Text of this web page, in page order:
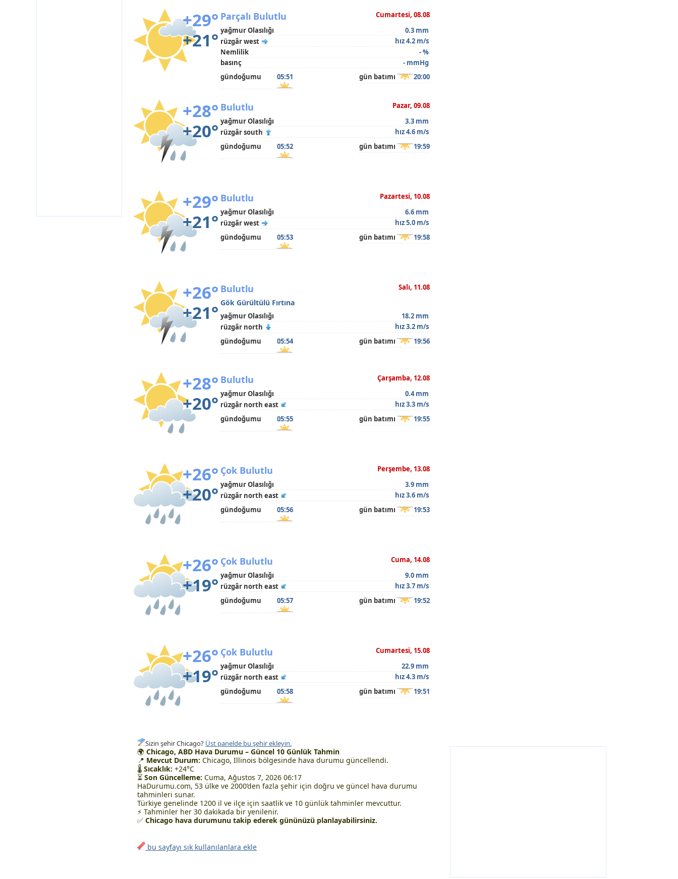
+29°
+21°
Cumartesi, 08.08
Parçalı Bulutlu
yağmur Olasılığı
0.3 mm
rüzgâr west
hız 4.2 m/s
Nemlilik
- %
basınç
- mmHg
gündoğumu
05:51 gün batımı 20:00
+28°
+20°
Pazar, 09.08
Bulutlu
yağmur Olasılığı
3.3 mm
rüzgâr south
hız 4.6 m/s
gündoğumu
05:52 gün batımı 19:59
+29°
+21°
Pazartesi, 10.08
Bulutlu
yağmur Olasılığı
6.6 mm
rüzgâr west
hız 5.0 m/s
gündoğumu
05:53 gün batımı 19:58
+26°
+21°
Salı, 11.08
Bulutlu
Gök Gürültülü Fırtına
yağmur Olasılığı
18.2 mm
rüzgâr north
hız 3.2 m/s
gündoğumu
05:54 gün batımı 19:56
+28°
+20°
Çarşamba, 12.08
Bulutlu
yağmur Olasılığı
0.4 mm
rüzgâr north east
hız 3.3 m/s
gündoğumu
05:55 gün batımı 19:55
+26°
+20°
Perşembe, 13.08
Çok Bulutlu
yağmur Olasılığı
3.9 mm
rüzgâr north east
hız 3.6 m/s
gündoğumu
05:56 gün batımı 19:53
+26°
+19°
Cuma, 14.08
Çok Bulutlu
yağmur Olasılığı
9.0 mm
rüzgâr north east
hız 3.7 m/s
gündoğumu
05:57 gün batımı 19:52
+26°
+19°
Cumartesi, 15.08
Çok Bulutlu
yağmur Olasılığı
22.9 mm
rüzgâr north east
hız 4.3 m/s
gündoğumu
05:58 gün batımı 19:51
Sizin şehir Chicago? Üst panelde bu şehir ekleyin.
🌍 Chicago, ABD Hava Durumu – Güncel 10 Günlük Tahmin
📍 Mevcut Durum: Chicago, Illinois bölgesinde hava durumu güncellendi.
🌡 Sıcaklık: +24°C
⏳ Son Güncelleme: Cuma, Ağustos 7, 2026 06:17
HaDurumu.com, 53 ülke ve 2000’den fazla şehir için doğru ve güncel hava durumu
tahminleri sunar.
Türkiye genelinde 1200 il ve ilçe için saatlik ve 10 günlük tahminler mevcuttur.
⚡ Tahminler her 30 dakikada bir yenilenir.
✅ Chicago hava durumunu takip ederek gününüzü planlayabilirsiniz.
bu sayfayı sık kullanılanlara ekle